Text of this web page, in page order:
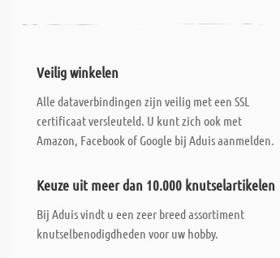
Veilig winkelen
Alle dataverbindingen zijn veilig met een SSL
certificaat versleuteld. U kunt zich ook met
Amazon, Facebook of Google bij Aduis aanmelden.
Keuze uit meer dan 10.000 knutselartikelen
Bij Aduis vindt u een zeer breed assortiment
knutselbenodigdheden voor uw hobby.